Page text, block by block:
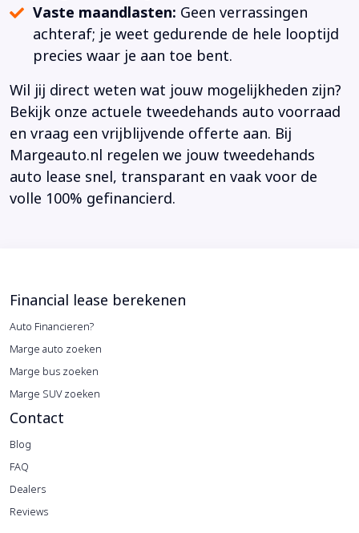
Vaste maandlasten: Geen verrassingen
achteraf; je weet gedurende de hele looptijd
precies waar je aan toe bent.
Wil jij direct weten wat jouw mogelijkheden zijn?
Bekijk onze actuele tweedehands auto voorraad
en vraag een vrijblijvende offerte aan. Bij
Margeauto.nl regelen we jouw tweedehands
auto lease snel, transparant en vaak voor de
volle 100% gefinancierd.
Financial lease berekenen
Auto Financieren?
Marge auto zoeken
Marge bus zoeken
Marge SUV zoeken
Contact
Blog
FAQ
Dealers
Reviews